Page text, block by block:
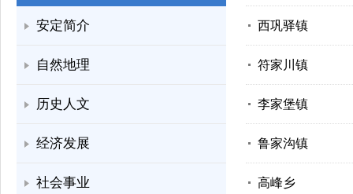
安定简介
自然地理
历史人文
经济发展
社会事业
西巩驿镇
符家川镇
李家堡镇
鲁家沟镇
高峰乡